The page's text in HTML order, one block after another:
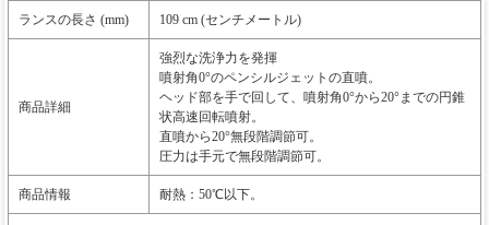
ランスの長さ (mm) 109 cm (センチメートル)
商品詳細
強烈な洗浄力を発揮
噴射角0°のペンシルジェットの直噴。
ヘッド部を手で回して、噴射角0°から20°までの円錐
状高速回転噴射。
直噴から20°無段階調節可。
圧力は手元で無段階調節可。
商品情報 耐熱：50℃以下。